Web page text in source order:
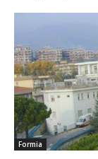
Formia